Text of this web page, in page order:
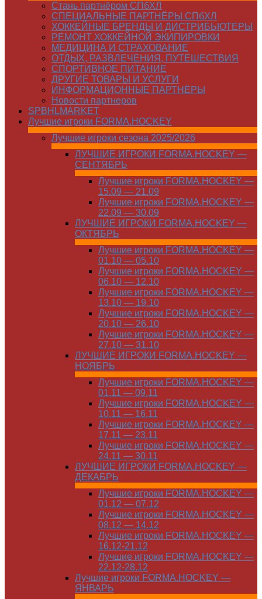
Стань партнёром СПбХЛ
СПЕЦИАЛЬНЫЕ ПАРТНЁРЫ СПбХЛ
ХОККЕЙНЫЕ БРЕНДЫ И ДИСТРИБЬЮТЕРЫ
РЕМОНТ ХОККЕЙНОЙ ЭКИПИРОВКИ
МЕДИЦИНА И СТРАХОВАНИЕ
ОТДЫХ, РАЗВЛЕЧЕНИЯ, ПУТЕШЕСТВИЯ
СПОРТИВНОЕ ПИТАНИЕ
ДРУГИЕ ТОВАРЫ И УСЛУГИ
ИНФОРМАЦИОННЫЕ ПАРТНЁРЫ
Новости партнеров
SPBHLMARKET
Лучшие игроки FORMA.HOCKEY
Лучшие игроки сезона 2025/2026
ЛУЧШИЕ ИГРОКИ FORMA.HOCKEY —
СЕНТЯБРЬ
Лучшие игроки FORMA.HOCKEY —
15.09 — 21.09
Лучшие игроки FORMA.HOCKEY —
22.09 — 30.09
ЛУЧШИЕ ИГРОКИ FORMA.HOCKEY —
ОКТЯБРЬ
Лучшие игроки FORMA.HOCKEY —
01.10 — 05.10
Лучшие игроки FORMA.HOCKEY —
06.10 — 12.10
Лучшие игроки FORMA.HOCKEY —
13.10 — 19.10
Лучшие игроки FORMA.HOCKEY —
20.10 — 26.10
Лучшие игроки FORMA.HOCKEY —
27.10 — 31.10
ЛУЧШИЕ ИГРОКИ FORMA.HOCKEY —
НОЯБРЬ
Лучшие игроки FORMA.HOCKEY —
01.11 — 09.11
Лучшие игроки FORMA.HOCKEY —
10.11 — 16.11
Лучшие игроки FORMA.HOCKEY —
17.11 — 23.11
Лучшие игроки FORMA.HOCKEY —
24.11 — 30.11
ЛУЧШИЕ ИГРОКИ FORMA.HOCKEY —
ДЕКАБРЬ
Лучшие игроки FORMA.HOCKEY —
01.12 — 07.12
Лучшие игроки FORMA.HOCKEY —
08.12 — 14.12
Лучшие игроки FORMA.HOCKEY —
16.12-21.12
Лучшие игроки FORMA.HOCKEY —
22.12-28.12
Лучшие игроки FORMA.HOCKEY —
ЯНВАРЬ